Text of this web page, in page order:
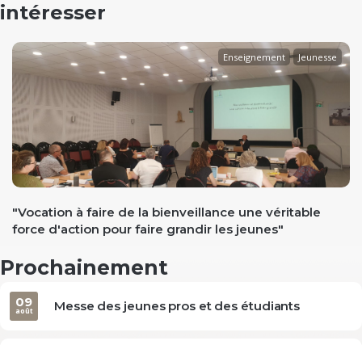
intéresser
Enseignement Jeunesse
"Vocation à faire de la bienveillance une véritable
force d'action pour faire grandir les jeunes"
Prochainement
Messe des jeunes pros et des étudiants
09
août